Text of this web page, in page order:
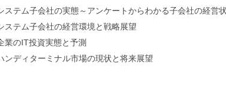
ステム子会社の実態～アンケートからわかる子会社の経営
ステム子会社の経営環境と戦略展望
業のIT投資実態と予測
ンディターミナル市場の現状と将来展望